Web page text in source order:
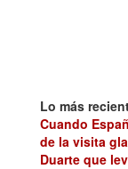
Lo más
Cuando
de la visita
Duarte que